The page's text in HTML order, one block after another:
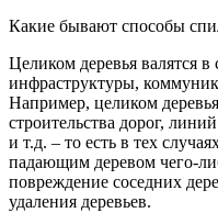
Какие бывают способы
Целиком деревья валятся
инфраструктуры,
Например, целиком
строительства дорог,
и т.д. – то есть в тех
падающим деревом чего-
повреждение соседних
удаления деревьев.